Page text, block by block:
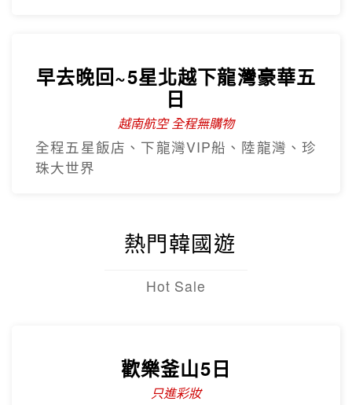
早去晚回~5星北越下龍灣豪華五
日
越南航空 全程無購物
全程五星飯店、下龍灣VIP船、陸龍灣、珍
珠大世界
熱門韓國遊
Hot Sale
歡樂釜山5日
只進彩妝